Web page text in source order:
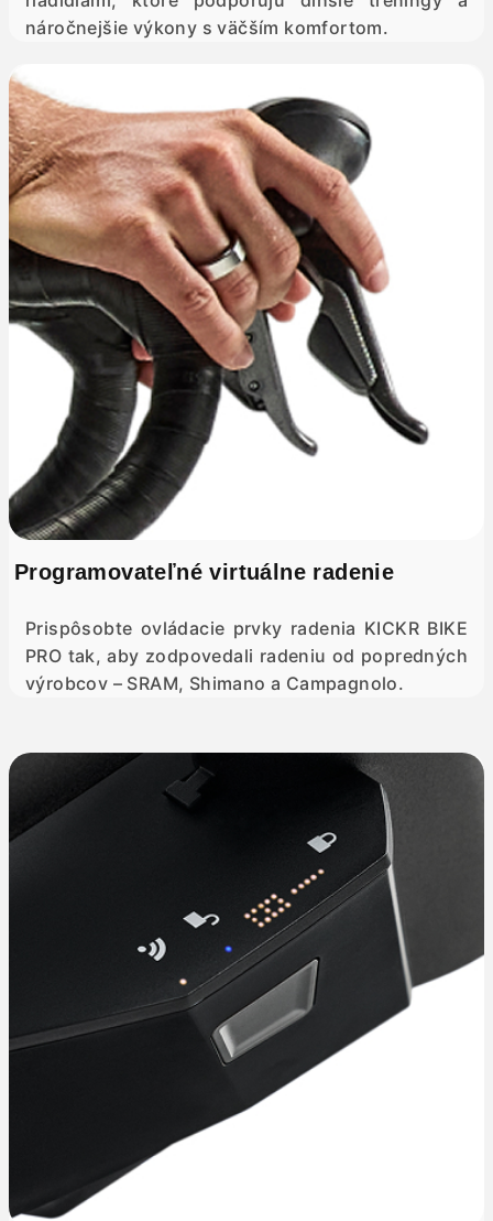
náročnejšie výkony s väčším komfortom.
Programovateľné virtuálne radenie
Prispôsobte ovládacie prvky radenia KICKR BIKE
PRO tak, aby zodpovedali radeniu od popredných
výrobcov – SRAM, Shimano a Campagnolo.